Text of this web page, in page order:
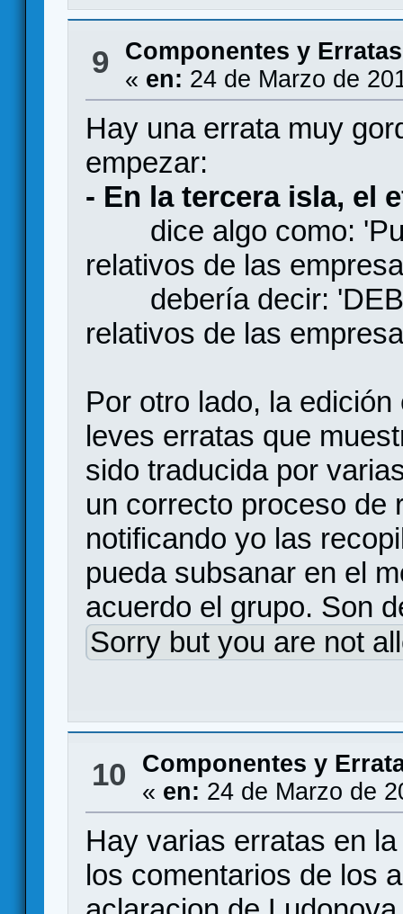
9 Componentes y Erratas
« en: 24 de Marzo de
Hay una errata muy
empezar:
- En la tercera isla, el
dice algo como:
relativos de las
debería decir:
relativos de las
Por otro lado, la
leves erratas que
sido traducida por
un correcto proceso de
notificando yo las
pueda subsanar en el
acuerdo el grupo. Son
Sorry but you are not
10
Componentes y
« en: 24 de Marzo de
Hay varias erratas en
los comentarios de los